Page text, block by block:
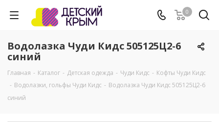
0
Водолазка Чуди Кидс 505125Ц2-6
синий
Главная - Каталог - Детская одежда - Чуди Кидс - Кофты Чуди Кидс
- Водолазки, гольфы Чуди Кидс - Водолазка Чуди Кидс 505125Ц2-6
синий